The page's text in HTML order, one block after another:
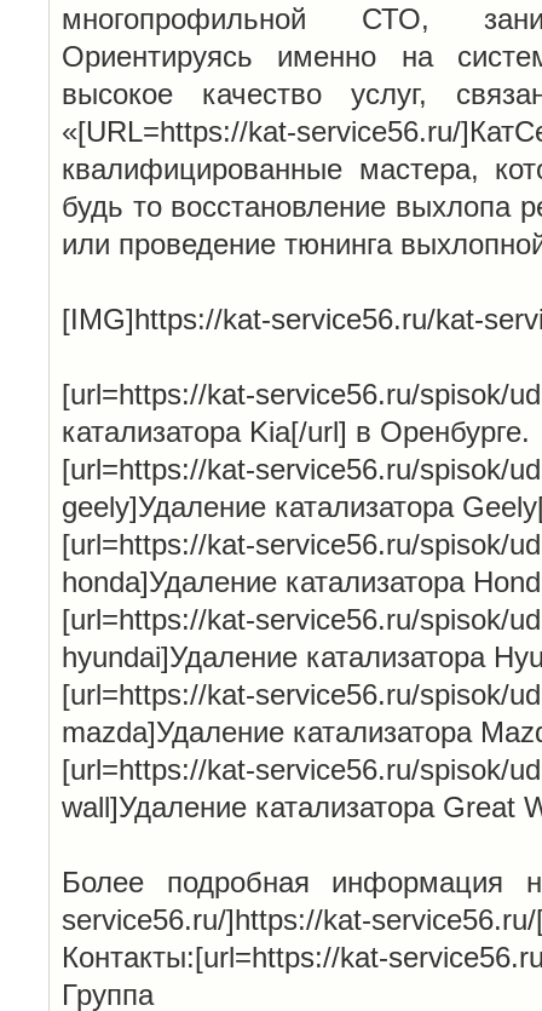
многопрофильной СТО,
Ориентируясь именно на
высокое качество услуг,
«[URL=https://kat-service56.ru/
квалифицированные мастера,
будь то восстановление выхлопа
или проведение тюнинга
[IMG]https://kat-service56.ru/kat-
[url=https://kat-service56.ru/spisok/
катализатора Kia[/url] в Оренбурге.
[url=https://kat-service56.ru/spisok/
geely]Удаление катализатора
[url=https://kat-service56.ru/spisok/
honda]Удаление катализатора
[url=https://kat-service56.ru/spisok/
hyundai]Удаление катализатора
[url=https://kat-service56.ru/spisok/
mazda]Удаление катализатора
[url=https://kat-service56.ru/spisok/
wall]Удаление катализатора Great
Более подробная информация
service56.ru/]https://kat-
Контакты:[url=https://kat-